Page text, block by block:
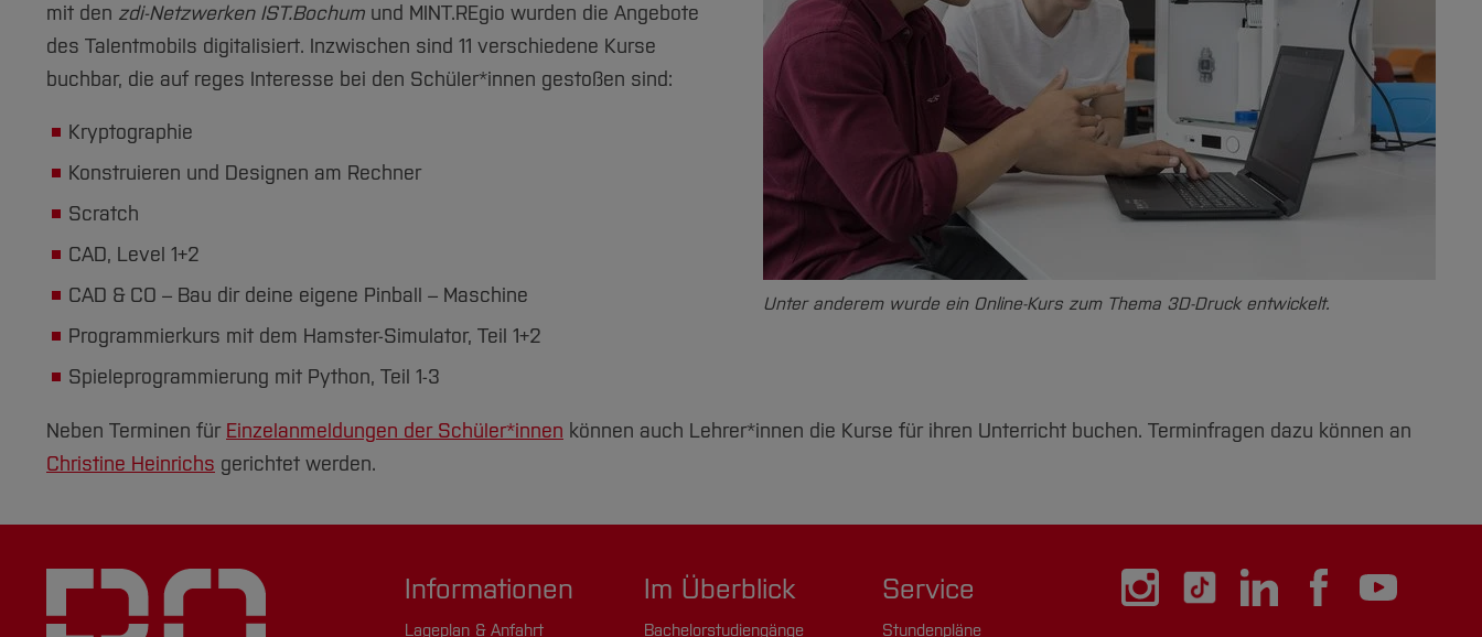
Unter anderem wurde ein Online-Kurs zum Thema 3D-Druck entwickelt.
mit den zdi-Netzwerken IST.Bochum und MINT.REgio wurden die Angebote
des Talentmobils digitalisiert. Inzwischen sind 11 verschiedene Kurse
buchbar, die auf reges Interesse bei den Schüler*innen gestoßen sind:
Kryptographie
Konstruieren und Designen am Rechner
Scratch
CAD, Level 1+2
CAD & CO – Bau dir deine eigene Pinball – Maschine
Programmierkurs mit dem Hamster-Simulator, Teil 1+2
Spieleprogrammierung mit Python, Teil 1-3
Neben Terminen für Einzelanmeldungen der Schüler*innen können auch Lehrer*innen die Kurse für ihren Unterricht buchen. Terminfragen dazu können an
Christine Heinrichs gerichtet werden.
Informationen
Lageplan & Anfahrt
Im Überblick
Bachelorstudiengänge
Service
Stundenpläne